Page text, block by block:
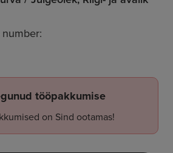
tööpakkumise
on Sind ootamas!